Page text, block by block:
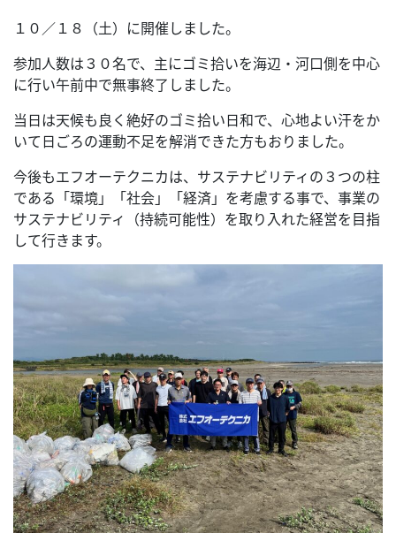
１０／１８（土）に開催しました。
参加人数は３０名で、主にゴミ拾いを海辺・河口側を中心
に行い午前中で無事終了しました。
当日は天候も良く絶好のゴミ拾い日和で、心地よい汗をか
いて日ごろの運動不足を解消できた方もおりました。
今後もエフオーテクニカは、サステナビリティの３つの柱
である「環境」「社会」「経済」を考慮する事で、事業の
サステナビリティ（持続可能性）を取り入れた経営を目指
して行きます。